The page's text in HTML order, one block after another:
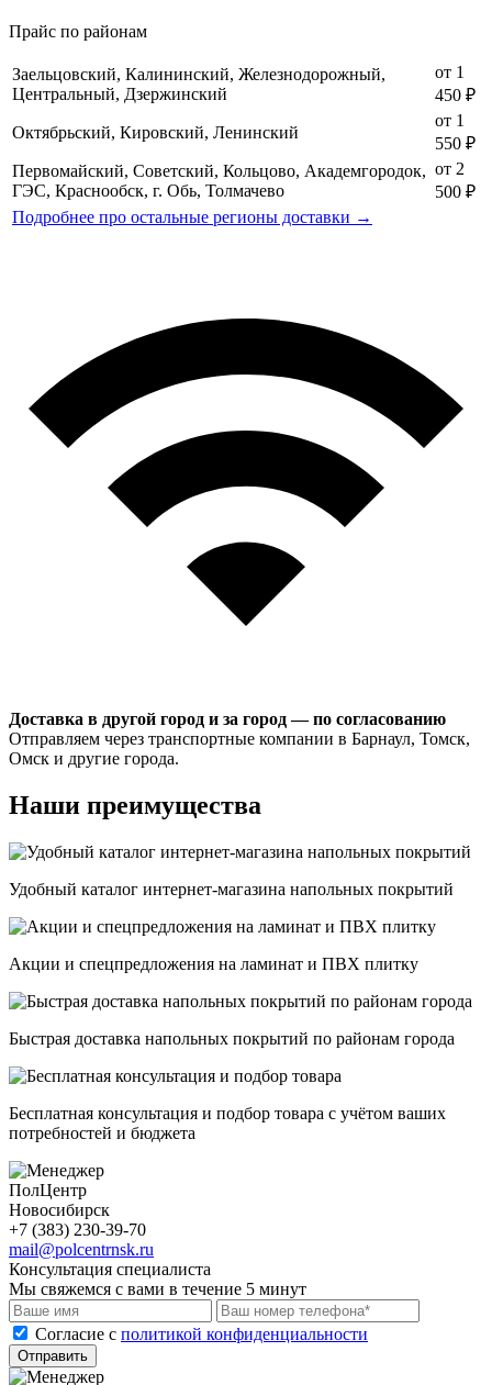
Прайс по районам
Заельцовский, Калининский, Железнодорожный,
Центральный, Дзержинский
от 1
450 ₽
Октябрьский, Кировский, Ленинский
от 1
550 ₽
Первомайский, Советский, Кольцово, Академгородок,
ГЭС, Краснообск, г. Обь, Толмачево
от 2
500 ₽
Подробнее про остальные регионы доставки →
Доставка в другой город и за город — по согласованию
Отправляем через транспортные компании в Барнаул, Томск,
Омск и другие города.
Наши преимущества
Удобный каталог интернет-магазина напольных покрытий
Акции и спецпредложения на ламинат и ПВХ плитку
Быстрая доставка напольных покрытий по районам города
Бесплатная консультация и подбор товара с учётом ваших
потребностей и бюджета
ПолЦентр
Новосибирск
+7 (383) 230-39-70
mail@polcentrnsk.ru
Консультация специалиста
Мы свяжемся с вами в течение 5 минут
Cогласие с политикой конфиденциальности
Отправить